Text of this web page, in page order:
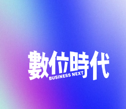
家」合作夥伴，只要兩步